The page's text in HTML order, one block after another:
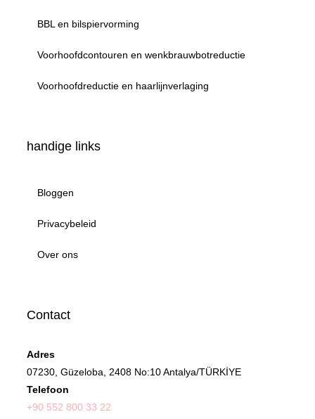
BBL en bilspiervorming
Voorhoofdcontouren en wenkbrauwbotreductie
Voorhoofdreductie en haarlijnverlaging
handige links
Bloggen
Privacybeleid
Over ons
Contact
Adres
07230, Güzeloba, 2408 No:10 Antalya/TÜRKİYE
Telefoon
+90 552 800 33 22